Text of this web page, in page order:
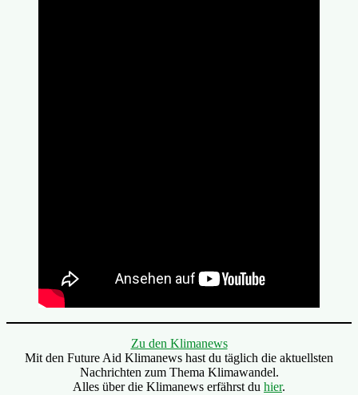
Zu den Klimanews
Mit den Future Aid Klimanews hast du täglich die aktuellsten
Nachrichten zum Thema Klimawandel.
Alles über die Klimanews erfährst du hier.